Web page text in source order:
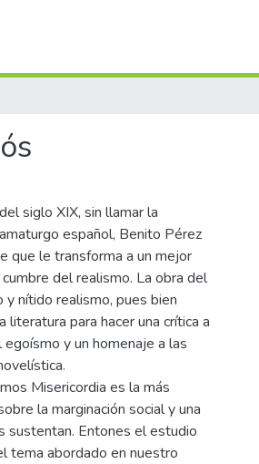
siglo XIX, sin llamar la
español, Benito Pérez
que le transforma a un mejor
del realismo. La obra del
y nítido realismo, pues bien
para hacer una crítica a
y un homenaje a las
Misericordia es la más
la marginación social y una
sustentan. Entones el estudio
tema abordado en nuestro